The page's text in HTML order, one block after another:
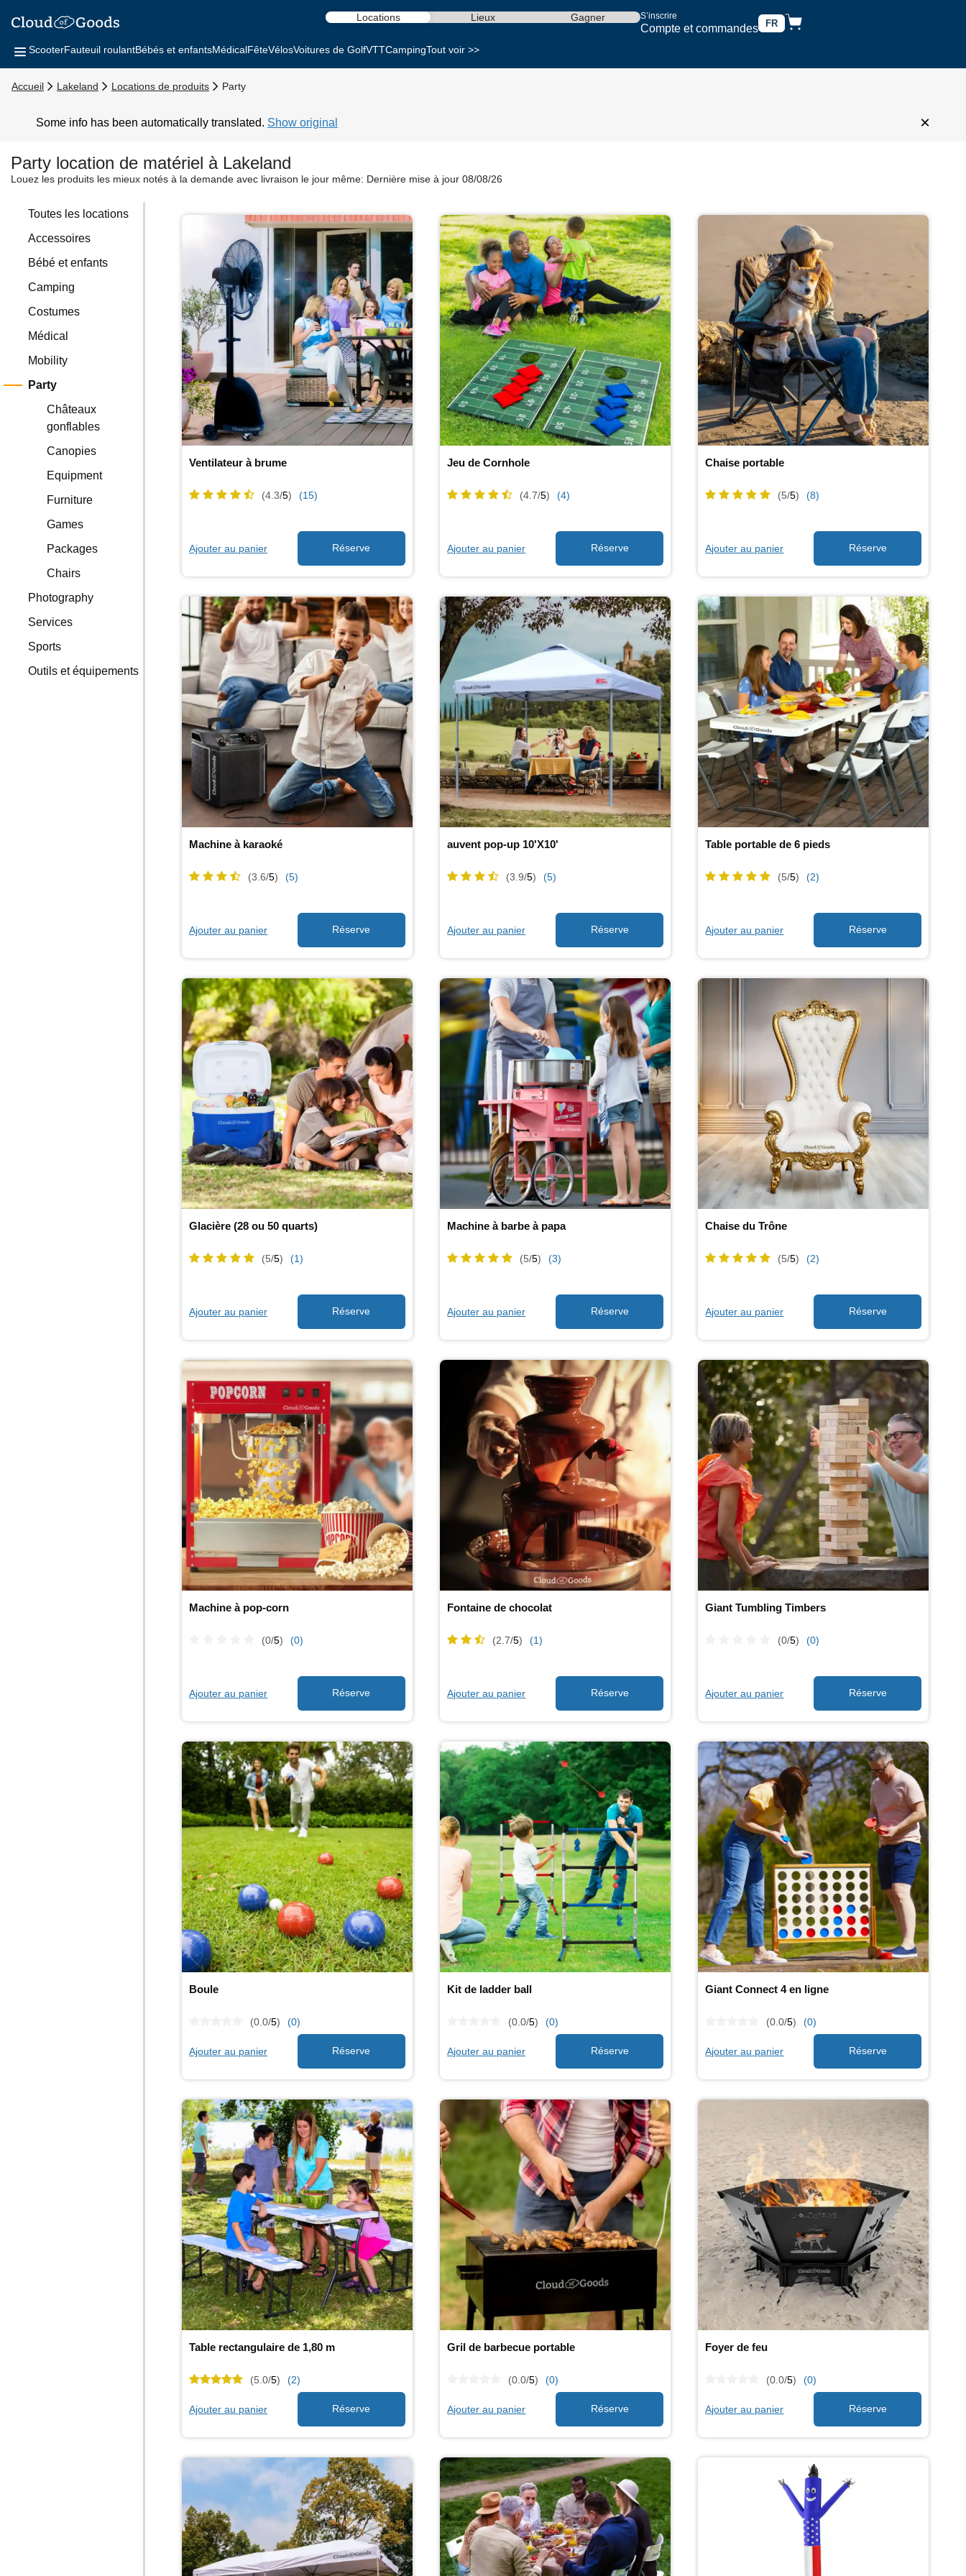
S’inscrire
Compte et commandes FR
Locations Lieux Gagner
ScooterFauteuil roulantBébés et enfantsMédicalFêteVélosVoitures de GolfVTTCampingTout voir >>
Accueil Lakeland Locations de produits Party
Some info has been automatically translated. Show original ×
Party location de matériel à Lakeland
Louez les produits les mieux notés à la demande avec livraison le jour même: Dernière mise à jour 08/08/26
Toutes les locations
Accessoires
Bébé et enfants
Camping
Costumes
Médical
Mobility
Party
Châteaux
gonflables
Canopies
Equipment
Furniture
Games
Packages
Chairs
Photography
Services
Sports
Outils et équipements
Ventilateur à brume
(4.3/5) (15)
Ajouter au panier
Jeu de Cornhole
(4.7/5) (4)
Ajouter au panier
Chaise portable
(5/5) (8)
Ajouter au panier
Machine à karaoké
(3.6/5) (5)
Ajouter au panier
auvent pop-up 10'X10'
(3.9/5) (5)
Ajouter au panier
Table portable de 6 pieds
(5/5) (2)
Ajouter au panier
Glacière (28 ou 50 quarts)
(5/5) (1)
Ajouter au panier
Machine à barbe à papa
(5/5) (3)
Ajouter au panier
Chaise du Trône
(5/5) (2)
Ajouter au panier
Machine à pop-corn
(0/5) (0)
Ajouter au panier
Fontaine de chocolat
(2.7/5) (1)
Ajouter au panier
Giant Tumbling Timbers
(0/5) (0)
Ajouter au panier
Boule
(0.0/5) (0)
Ajouter au panier
Kit de ladder ball
(0.0/5) (0)
Ajouter au panier
Giant Connect 4 en ligne
(0.0/5) (0)
Ajouter au panier
Table rectangulaire de 1,80 m
(5.0/5) (2)
Ajouter au panier
Gril de barbecue portable
(0.0/5) (0)
Ajouter au panier
Foyer de feu
(0.0/5) (0)
Ajouter au panier